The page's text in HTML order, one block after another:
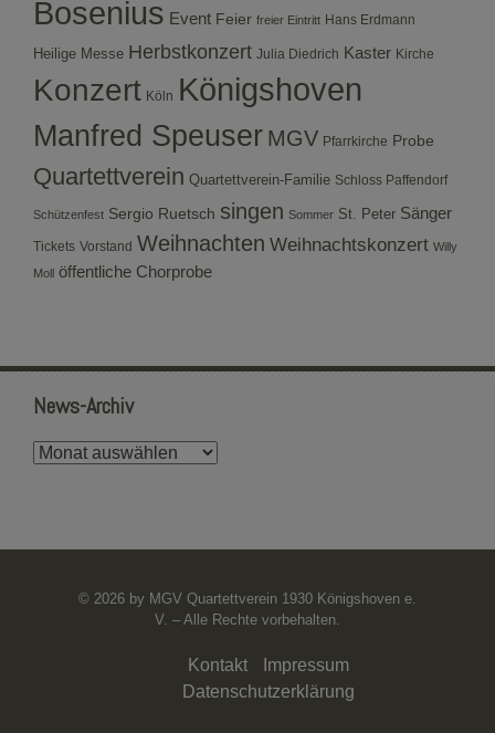
Bosenius Event Feier freier Eintritt Hans Erdmann
Heilige Messe Herbstkonzert Julia Diedrich Kaster Kirche
Konzert Köln Königshoven
Manfred Speuser MGV Pfarrkirche Probe
Quartettverein Quartettverein-Familie Schloss Paffendorf
Schützenfest Sergio Ruetsch singen Sommer St. Peter Sänger
Tickets Vorstand Weihnachten Weihnachtskonzert Willy
Moll
öffentliche Chorprobe
News-Archiv
News-
© 2026 by MGV Quartettverein 1930 Königshoven e.
V. – Alle Rechte vorbehalten.
Kontakt
Impressum
Datenschutzerklärung